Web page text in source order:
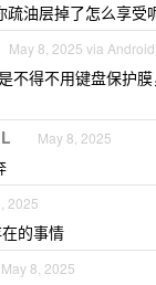
疏油层掉了怎么享受
May 8, 2025 via Android
不得不用键盘保护
May 8, 2025
2025
的事情
May 8, 2025